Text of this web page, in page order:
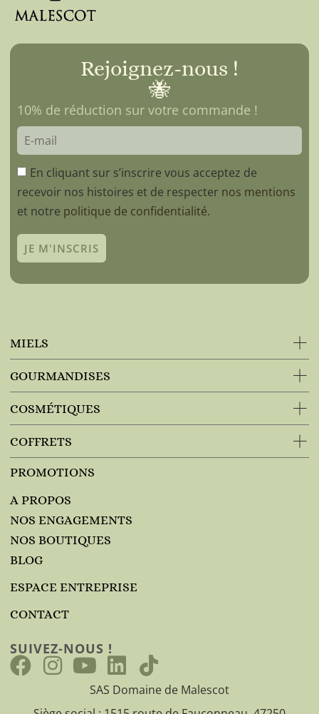
Rejoignez-nous !
🐝
10% de réduction sur votre commande !
En cliquant sur s’inscrire vous acceptez de
recevoir nos histoires et de respecter nos mentions
et notre politique de confidentialité.
JE M'INSCRIS
MIELS
GOURMANDISES
COSMÉTIQUES
COFFRETS
PROMOTIONS
A PROPOS
NOS ENGAGEMENTS
NOS BOUTIQUES
BLOG
ESPACE ENTREPRISE
CONTACT
SUIVEZ-NOUS !
SAS Domaine de Malescot